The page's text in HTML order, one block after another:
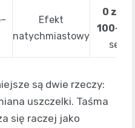
Efekt
natychmiastowy
0 zł
100-
są dwie rzeczy:
uszczelki. Taśma
się raczej jako